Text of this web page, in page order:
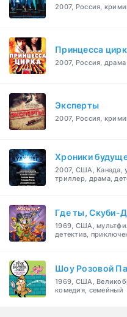
2007, Россия,
Принцесса
2007, Россия, драма
Эксперты
2007, Россия,
Хроники
2007, США, Канада,
триллер, драма,
Где ты, Скуби-
1969, США,
детектив,
Шоу Розовой
1969, США,
комедия, семейный